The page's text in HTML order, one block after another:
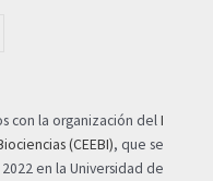
con la organización delI
(CEEBI), que se
en la Universidad de